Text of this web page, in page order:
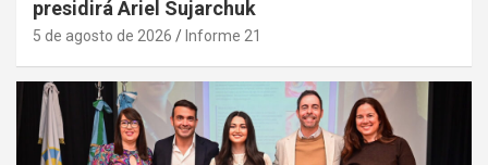
presidirá Ariel Sujarchuk
5 de agosto de 2026 Informe 21